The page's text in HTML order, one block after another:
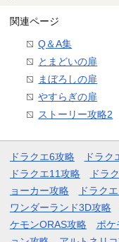
関連ページ
Q＆A集
とまどいの扉
まぼろしの扉
やすらぎの扉
ストーリー攻略2
ドラクエ6攻略 ドラク
ドラクエ11攻略
ドラ
ョーカー攻略
ドラク
ワンダーランド3D攻略
ケモンORAS攻略
ポケ